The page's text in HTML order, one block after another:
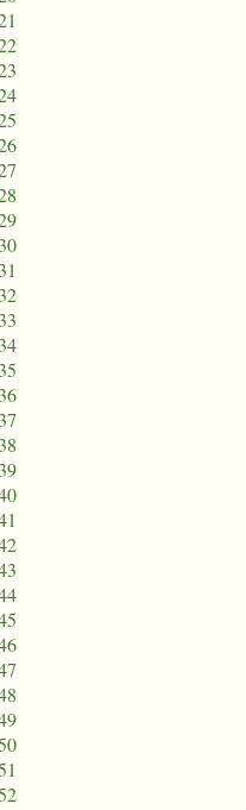
30
31
32
33
34
35
36
37
38
39